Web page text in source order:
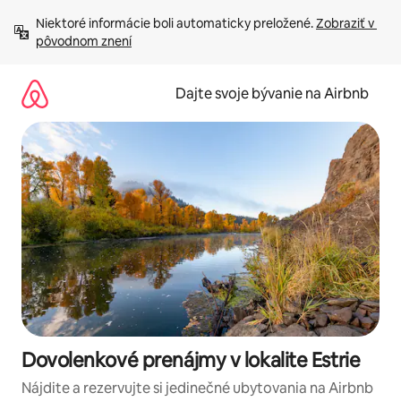
obsah.
Niektoré informácie boli automaticky preložené. Zobraziť v
pôvodnom znení
Dajte svoje bývanie na Airbnb
Dovolenkové prenájmy v lokalite Estrie
Nájdite a rezervujte si jedinečné ubytovania na Airbnb